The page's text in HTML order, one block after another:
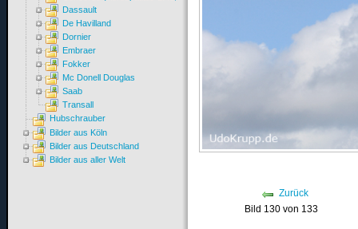
Zurück
Bild 130 von 133
Dassault
De Havilland
Dornier
Embraer
Fokker
Mc Donell Douglas
Saab
Transall
Hubschrauber
Bilder aus Köln
Bilder aus Deutschland
Bilder aus aller Welt